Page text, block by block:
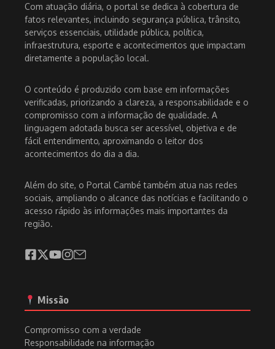
Com atuação diária, o portal se dedica à cobertura de
fatos relevantes, incluindo segurança pública, trânsito,
serviços essenciais, utilidade pública, política,
infraestrutura, esporte e acontecimentos que impactam
diretamente a população local.
O conteúdo é produzido com base em informações
verificadas, priorizando a clareza, a responsabilidade e o
compromisso com a informação de qualidade. A
linguagem adotada busca ser acessível, objetiva e de
fácil entendimento, aproximando o leitor dos
acontecimentos do dia a dia.
Além do site, o Portal Cambé também atua nas redes
sociais, ampliando o alcance das notícias e facilitando o
acesso rápido às informações mais importantes da
região.
Missão
Compromisso com a verdade
Responsabilidade na informação